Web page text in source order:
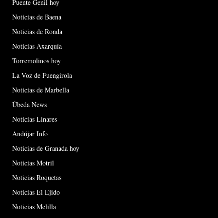
Puente Genil hoy
Noticias de Baena
Noticias de Ronda
Noticias Axarquía
Torremolinos hoy
La Voz de Fuengirola
Noticias de Marbella
Úbeda News
Noticias Linares
Andújar Info
Noticias de Granada hoy
Noticias Motril
Noticias Roquetas
Noticias El Ejido
Noticias Melilla